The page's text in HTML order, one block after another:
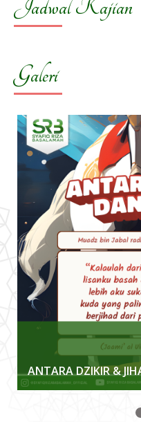
Jadwal Kajian
Galeri
ANTARA DZIKIR &